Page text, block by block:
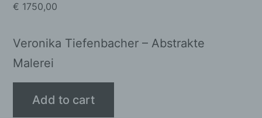
€ 1750,00
Veronika Tiefenbacher – Abstrakte
Malerei
Tiefenbacher
Add to cart